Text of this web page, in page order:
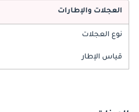
العجلات والإطارات
نوع العجلات
قياس الإطار